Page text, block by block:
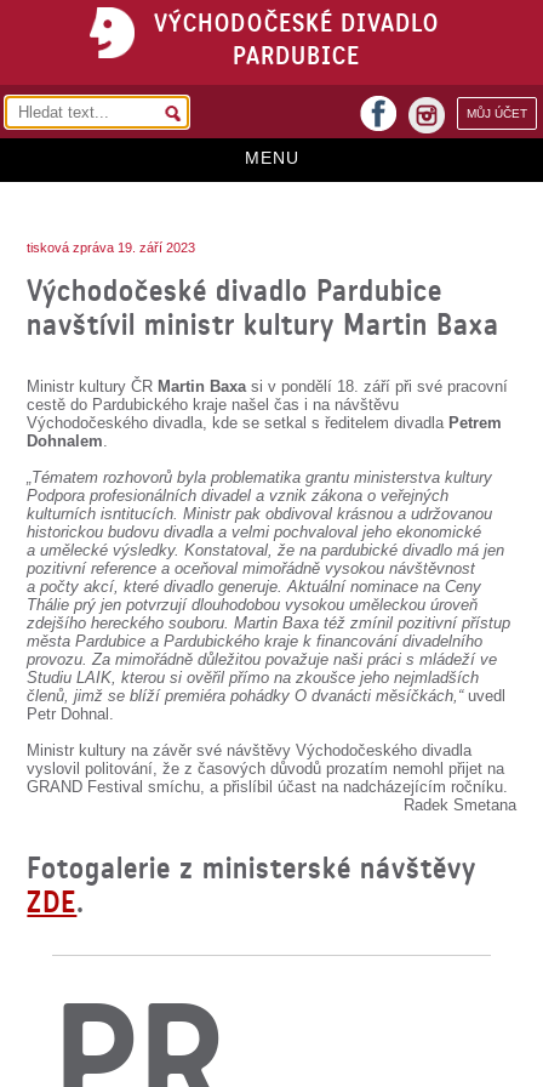
VÝCHODOČESKÉ DIVADLO
PARDUBICE
MŮJ ÚČET
facebook
MENU
REPERTOÁR
PŘEDPLATNÉ
O DIVADLE
SOUBOR
DÁLE NABÍZÍME
tisková zpráva 19. září 2023
Východočeské divadlo Pardubice
navštívil ministr kultury Martin Baxa
Ministr kultury ČR Martin Baxasi v pondělí 18. září při své pracovní
cestě do Pardubického kraje našel čas i na návštěvu
Východočeského divadla, kde se setkal s ředitelem divadla Petrem
Dohnalem.
„Tématem rozhovorů byla problematika grantu ministerstva kultury
Podpora profesionálních divadel a vznik zákona o veřejných
kulturních isntitucích. Ministr pak obdivoval krásnou a udržovanou
historickou budovu divadla a velmi pochvaloval jeho ekonomické
a umělecké výsledky. Konstatoval, že na pardubické divadlo má jen
pozitivní reference a oceňoval mimořádně vysokou návštěvnost
a počty akcí, které divadlo generuje. Aktuální nominace na Ceny
Thálie prý jen potvrzují dlouhodobou vysokou uměleckou úroveň
zdejšího hereckého souboru. Martin Baxa též zmínil pozitivní přístup
města Pardubice a Pardubického kraje k financování divadelního
provozu. Za mimořádně důležitou považuje naši práci s mládeží ve
Studiu LAIK, kterou si ověřil přímo na zkoušce jeho nejmladších
členů, jimž se blíží premiéra pohádky O dvanácti měsíčkách,“uvedl
Petr Dohnal.
Ministr kultury na závěr své návštěvy Východočeského divadla
vyslovil politování, že z časových důvodů prozatím nemohl přijet na
GRAND Festival smíchu, a přislíbil účast na nadcházejícím ročníku.
Radek Smetana
Fotogalerie z ministerské návštěvy
ZDE.